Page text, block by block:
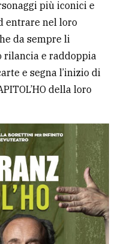
più iconici e
entrare nel loro
da sempre li
rilancia e raddoppia
e segna l’inizio di
della loro